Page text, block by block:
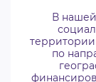
В
по